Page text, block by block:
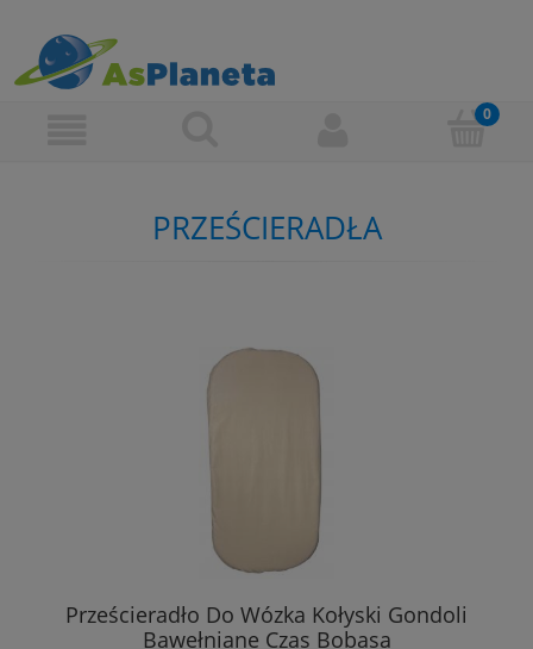
PRZEŚCIERADŁA
Prześcieradło Do Wózka Kołyski Gondoli
Bawełniane Czas Bobasa